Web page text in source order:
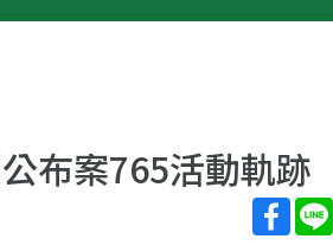
布案765活動軌跡